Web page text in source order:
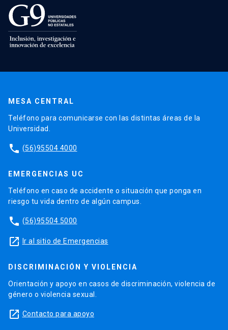
MESA CENTRAL
Teléfono para comunicarse con las distintas áreas de la
Universidad.
phone (56)95504 4000
EMERGENCIAS UC
Teléfono en caso de accidente o situación que ponga en
riesgo tu vida dentro de algún campus.
phone (56)95504 5000
launch Ir al sitio de Emergencias
DISCRIMINACIÓN Y VIOLENCIA
Orientación y apoyo en casos de discriminación, violencia de
género o violencia sexual.
launch Contacto para apoyo